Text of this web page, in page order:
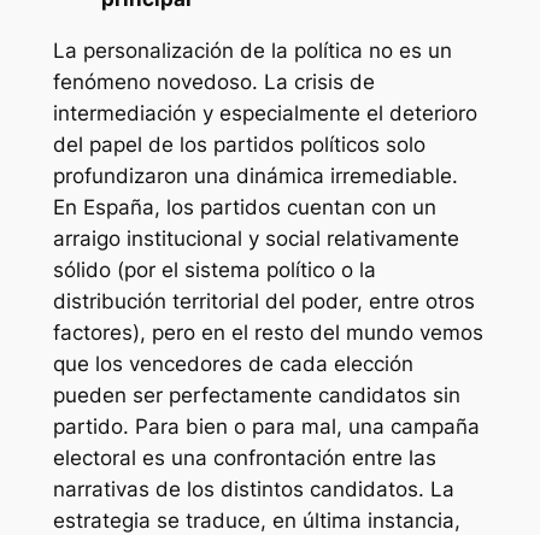
La personalización de la política no es un
fenómeno novedoso. La crisis de
intermediación y especialmente el deterioro
del papel de los partidos políticos solo
profundizaron una dinámica irremediable.
En España, los partidos cuentan con un
arraigo institucional y social relativamente
sólido (por el sistema político o la
distribución territorial del poder, entre otros
factores), pero en el resto del mundo vemos
que los vencedores de cada elección
pueden ser perfectamente candidatos sin
partido. Para bien o para mal, una campaña
electoral es una confrontación entre las
narrativas de los distintos candidatos. La
estrategia se traduce, en última instancia,